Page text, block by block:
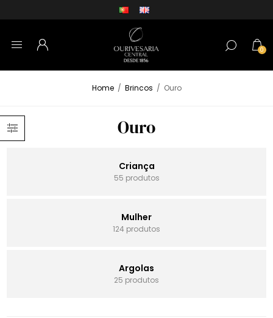
0
Home / Brincos / Ouro
Ouro
Criança
55 produtos
Mulher
124 produtos
Argolas
25 produtos